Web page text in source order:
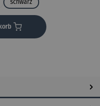
zurzeit nicht verfügbar.)
schwarz